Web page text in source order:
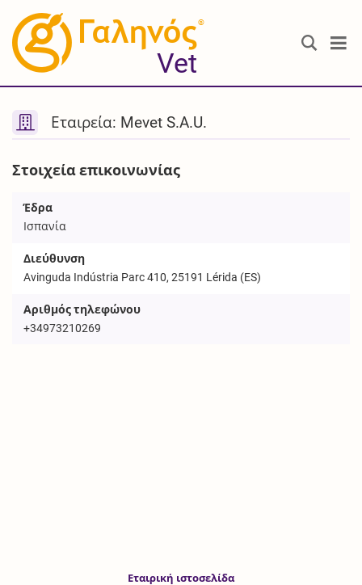
®
Vet
Εταιρεία: Mevet S.A.U.
Στοιχεία επικοινωνίας
Έδρα
Ισπανία
Διεύθυνση
Avinguda Indústria Parc 410, 25191 Lérida (ES)
Αριθμός τηλεφώνου
+34973210269
Εταιρική ιστοσελίδα